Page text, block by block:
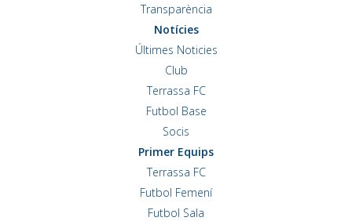
Transparència
Notícies
Últimes Noticies
Club
Terrassa FC
Futbol Base
Socis
Primer Equips
Terrassa FC
Futbol Femení
Futbol Sala